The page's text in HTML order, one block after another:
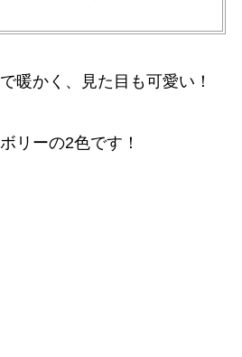
暖かく、見た目も可愛い！
リーの2色です！